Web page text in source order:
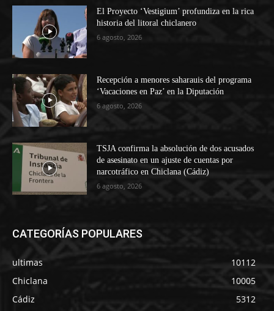
El Proyecto ‘Vestigium’ profundiza en la rica
historia del litoral chiclanero
6 agosto, 2026
Recepción a menores saharauis del programa
‘Vacaciones en Paz’ en la Diputación
6 agosto, 2026
TSJA confirma la absolución de dos acusados
de asesinato en un ajuste de cuentas por
narcotráfico en Chiclana (Cádiz)
6 agosto, 2026
CATEGORÍAS POPULARES
ultimas
10112
Chiclana
10005
Cádiz
5312